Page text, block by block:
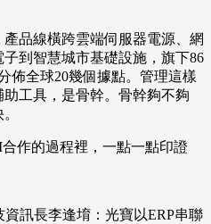
品線橫跨雲端伺服器電源、網
到智慧城市基礎設施，旗下86
佈全球20幾個據點。管理這樣
工具，是骨幹。骨幹夠不夠
作的過程裡，一點一點印證
訊長李逢堉：光寶以ERP串聯